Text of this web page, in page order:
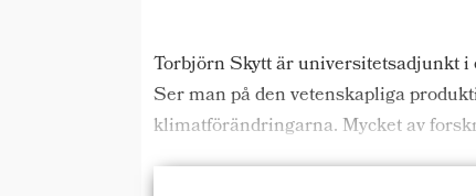
Torbjörn Skytt är universitetsadjunkt
Ser man på den vetenskapliga
klimatförändringarna. Mycket av